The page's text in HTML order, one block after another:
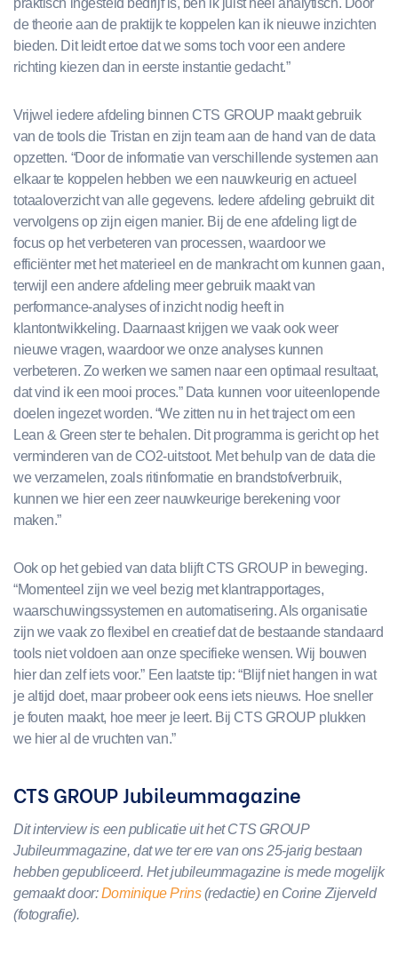
de theorie aan de praktijk te koppelen kan ik nieuwe inzichten
bieden. Dit leidt ertoe dat we soms toch voor een andere
richting kiezen dan in eerste instantie gedacht.”
Vrijwel iedere afdeling binnen CTS GROUP maakt gebruik
van de tools die Tristan en zijn team aan de hand van de data
opzetten. “Door de informatie van verschillende systemen aan
elkaar te koppelen hebben we een nauwkeurig en actueel
totaaloverzicht van alle gegevens. Iedere afdeling gebruikt dit
vervolgens op zijn eigen manier. Bij de ene afdeling ligt de
focus op het verbeteren van processen, waardoor we
efficiënter met het materieel en de mankracht om kunnen gaan,
terwijl een andere afdeling meer gebruik maakt van
performance-analyses of inzicht nodig heeft in
klantontwikkeling. Daarnaast krijgen we vaak ook weer
nieuwe vragen, waardoor we onze analyses kunnen
verbeteren. Zo werken we samen naar een optimaal resultaat,
dat vind ik een mooi proces.” Data kunnen voor uiteenlopende
doelen ingezet worden. “We zitten nu in het traject om een
Lean & Green ster te behalen. Dit programma is gericht op het
verminderen van de CO2-uitstoot. Met behulp van de data die
we verzamelen, zoals ritinformatie en brandstofverbruik,
kunnen we hier een zeer nauwkeurige berekening voor
maken.”
Ook op het gebied van data blijft CTS GROUP in beweging.
“Momenteel zijn we veel bezig met klantrapportages,
waarschuwingssystemen en automatisering. Als organisatie
zijn we vaak zo flexibel en creatief dat de bestaande standaard
tools niet voldoen aan onze specifieke wensen. Wij bouwen
hier dan zelf iets voor.” Een laatste tip: “Blijf niet hangen in wat
je altijd doet, maar probeer ook eens iets nieuws. Hoe sneller
je fouten maakt, hoe meer je leert. Bij CTS GROUP plukken
we hier al de vruchten van.”
CTS GROUP Jubileummagazine
Dit interview is een publicatie uit het CTS GROUP
Jubileummagazine, dat we ter ere van ons 25-jarig bestaan
hebben gepubliceerd. Het jubileummagazine is mede mogelijk
gemaakt door:Dominique Prins(redactie) en Corine Zijerveld
(fotografie).